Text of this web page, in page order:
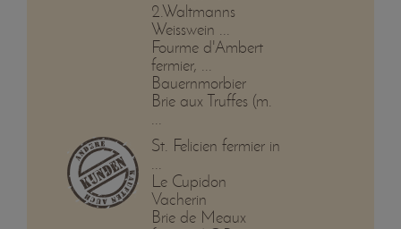
2.Waltmanns
Weisswein ...
Fourme d'Ambert
fermier, ...
Bauernmorbier
Brie aux Truffes (m.
...
St. Felicien fermier in
...
Le Cupidon
Vacherin
Brie de Meaux